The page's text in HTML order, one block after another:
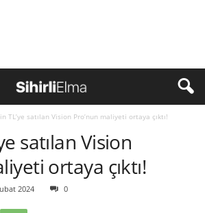
TL’ye satılan Vision Pro’nun maliyeti ortaya çıktı!
satılan Vision
ortaya çıktı!
2024 0